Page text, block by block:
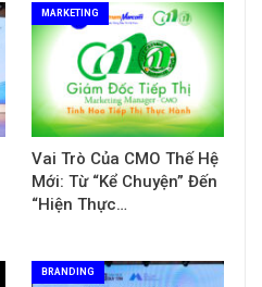
MARKETING
Vai Trò Của CMO Thế Hệ
Mới: Từ “Kể Chuyện” Đến
“Hiện Thực…
BRANDING